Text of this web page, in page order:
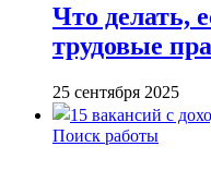
Что делать,
трудовые
25 сентября 2025
Поиск работы